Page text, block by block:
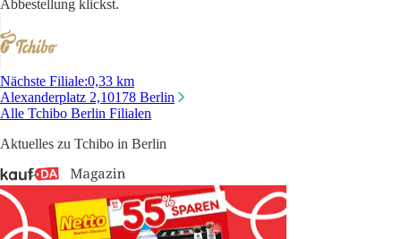
Abbestellung klickst.
Nächste Filiale:0,33 km
Alexanderplatz 2,10178 Berlin
Alle Tchibo Berlin Filialen
Aktuelles zu Tchibo in Berlin